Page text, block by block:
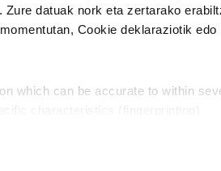
datuak nork eta zertarako
Cookie deklaraziotik
which can be accurate to within
modu librean kontatzea da